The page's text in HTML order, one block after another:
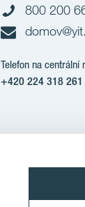
800 200
Telefon na centrální
+420 224 318 261